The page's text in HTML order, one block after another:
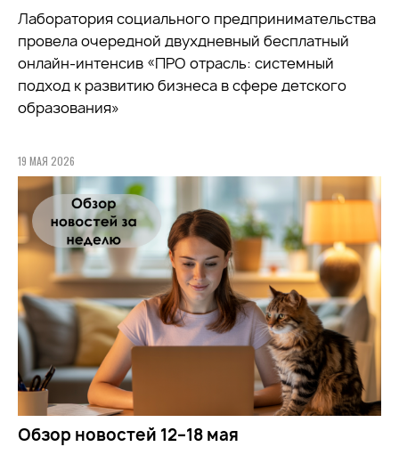
Лаборатория социального предпринимательства
провела очередной двухдневный бесплатный
онлайн-интенсив «ПРО отрасль: системный
подход к развитию бизнеса в сфере детского
образования»
19 МАЯ 2026
Обзор новостей 12–18 мая